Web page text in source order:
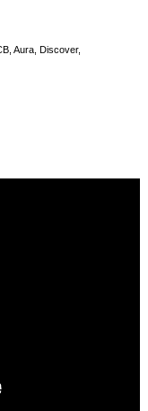
Aura, Discover,